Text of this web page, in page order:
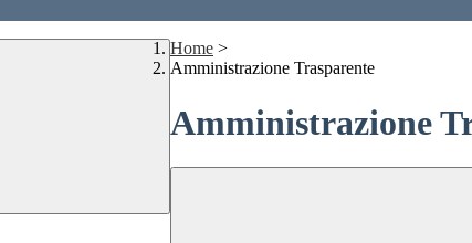
Home >
Amministrazione Trasparente
Amministrazione